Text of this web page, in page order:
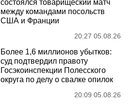
состоялся товарищеский матч
между командами посольств
США и Франции
20:27 05.08.26
Более 1,6 миллионов убытков:
суд подтвердил правоту
Госэкоинспекции Полесского
округа по делу о свалке опилок
20:09 05.08.26